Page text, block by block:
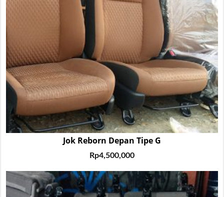
Jok Reborn Depan Tipe G
Rp4,500,000